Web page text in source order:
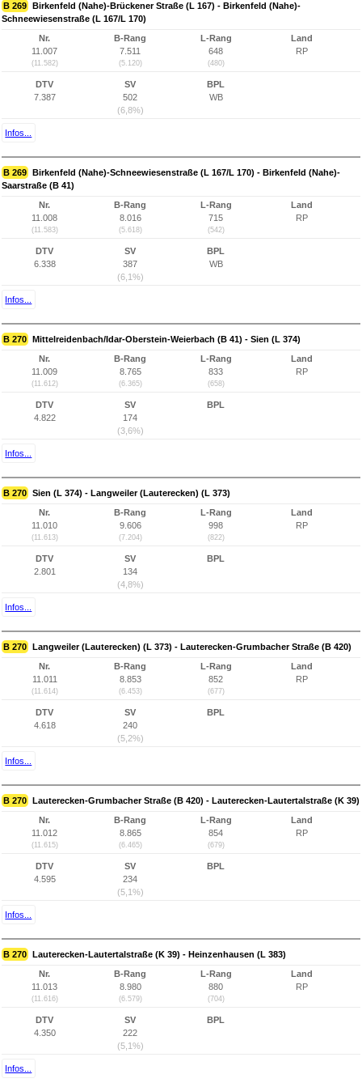
B 269 Birkenfeld (Nahe)-Brückener Straße (L 167) - Birkenfeld (Nahe)-
Schneewiesenstraße (L 167/L 170)
Nr.
11.007
(11.582)
B-Rang
7.511
(5.120)
L-Rang
648
(480)
Land
RP
DTV
7.387
SV
502
(6,8%)
BPL
WB
Infos...
B 269 Birkenfeld (Nahe)-Schneewiesenstraße (L 167/L 170) - Birkenfeld (Nahe)-
Saarstraße (B 41)
Nr.
11.008
(11.583)
B-Rang
8.016
(5.618)
L-Rang
715
(542)
Land
RP
DTV
6.338
SV
387
(6,1%)
BPL
WB
Infos...
B 270 Mittelreidenbach/Idar-Oberstein-Weierbach (B 41) - Sien (L 374)
Nr.
11.009
(11.612)
B-Rang
8.765
(6.365)
L-Rang
833
(658)
Land
RP
DTV
4.822
SV
174
(3,6%)
BPL
Infos...
B 270 Sien (L 374) - Langweiler (Lauterecken) (L 373)
Nr.
11.010
(11.613)
B-Rang
9.606
(7.204)
L-Rang
998
(822)
Land
RP
DTV
2.801
SV
134
(4,8%)
BPL
Infos...
B 270 Langweiler (Lauterecken) (L 373) - Lauterecken-Grumbacher Straße (B 420)
Nr.
11.011
(11.614)
B-Rang
8.853
(6.453)
L-Rang
852
(677)
Land
RP
DTV
4.618
SV
240
(5,2%)
BPL
Infos...
B 270 Lauterecken-Grumbacher Straße (B 420) - Lauterecken-Lautertalstraße (K 39)
Nr.
11.012
(11.615)
B-Rang
8.865
(6.465)
L-Rang
854
(679)
Land
RP
DTV
4.595
SV
234
(5,1%)
BPL
Infos...
B 270 Lauterecken-Lautertalstraße (K 39) - Heinzenhausen (L 383)
Nr.
11.013
(11.616)
B-Rang
8.980
(6.579)
L-Rang
880
(704)
Land
RP
DTV
4.350
SV
222
(5,1%)
BPL
Infos...